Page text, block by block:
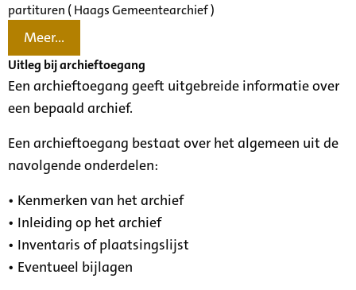
partituren ( Haags Gemeentearchief )
Meer...
Uitleg bij archieftoegang
Een archieftoegang geeft uitgebreide informatie over
een bepaald archief.
Een archieftoegang bestaat over het algemeen uit de
navolgende onderdelen:
• Kenmerken van het archief
• Inleiding op het archief
• Inventaris of plaatsingslijst
• Eventueel bijlagen